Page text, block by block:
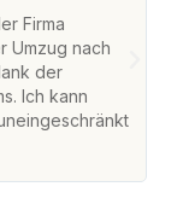
Firma
Umzug nach
der
Ich kann